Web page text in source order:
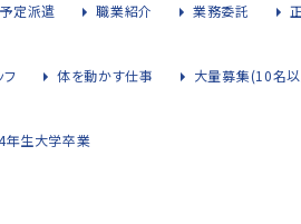
定派遣 職業紹介 業務委託
フ 体を動かす仕事 大量募集(10名
年生大学卒業